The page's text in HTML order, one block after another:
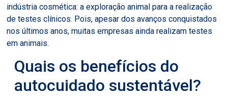
indústria cosmética: a exploração animal para a realização
de testes clínicos. Pois, apesar dos avanços conquistados
nos últimos anos, muitas empresas ainda realizam testes
em animais.
Quais os benefícios do
autocuidado sustentável?